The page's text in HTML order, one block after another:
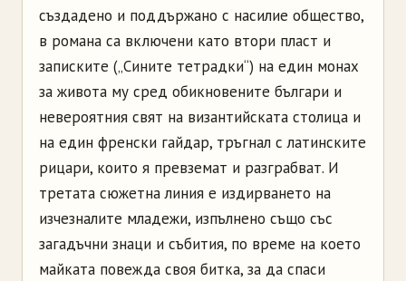
създадено и поддържано с насилие общество,
в романа са включени като втори пласт и
записките („Сините тетрадки“) на един монах
за живота му сред обикновените българи и
невероятния свят на византийската столица и
на един френски гайдар, тръгнал с латинските
рицари, които я превземат и разграбват. И
третата сюжетна линия е издирването на
изчезналите младежи, изпълнено също със
загадъчни знаци и събития, по време на което
майката повежда своя битка, за да спаси